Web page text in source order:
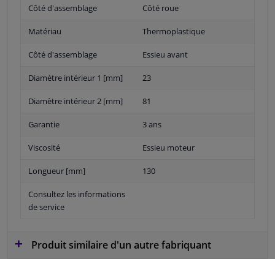
Côté d'assemblage Côté roue
Matériau Thermoplastique
Côté d'assemblage Essieu avant
Diamètre intérieur 1 [mm] 23
Diamètre intérieur 2 [mm] 81
Garantie 3 ans
Viscosité Essieu moteur
Longueur [mm] 130
Consultez les informations
de service
Produit similaire d'un autre fabriquant